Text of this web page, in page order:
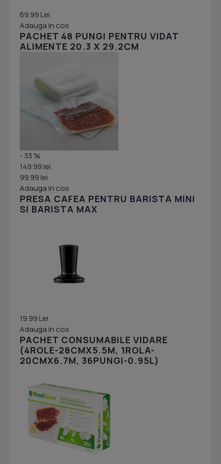
69.99 Lei
Adauga in cos
PACHET 48 PUNGI PENTRU VIDAT
ALIMENTE 20.3 X 29.2CM
- 33 %
149.99 lei
99.99 lei
Adauga in cos
PRESA CAFEA PENTRU BARISTA MINI
SI BARISTA MAX
19.99 Lei
Adauga in cos
PACHET CONSUMABILE VIDARE
(4ROLE-28CMX5.5M, 1ROLA-
20CMX6.7M, 36PUNGI-0.95L)